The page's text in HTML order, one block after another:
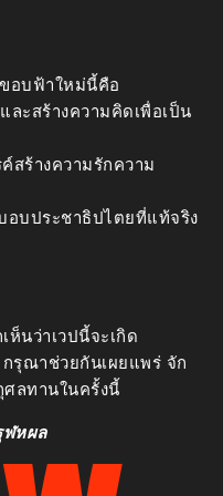
อบฟ้าใหม่นี้คือ
ละสร้างความคิดเพื่อเป็น
สร้างความรักความ
อบประชาธิปไตยที่แท้จริง
ห็นว่าเวปนี้จะเกิด
รุณาช่วยกันเผยแพร่ จัก
ลทานในครั้งนี้
ฬหผล